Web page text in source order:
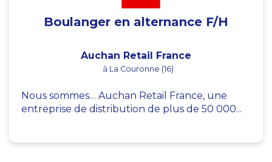
Boulanger en alternance F/H
Auchan Retail France
à La Couronne (16)
Nous sommes… Auchan Retail France, une
entreprise de distribution de plus de 50 000...